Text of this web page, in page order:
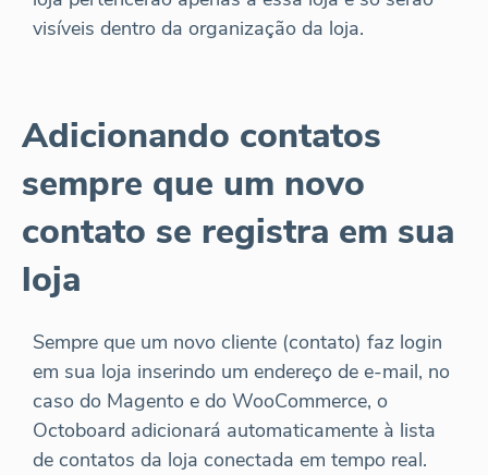
visíveis dentro da organização da loja.
Adicionando contatos
sempre que um novo
contato se registra em sua
loja
Sempre que um novo cliente (contato) faz login
em sua loja inserindo um endereço de e-mail, no
caso do Magento e do WooCommerce, o
Octoboard adicionará automaticamente à lista
de contatos da loja conectada em tempo real.